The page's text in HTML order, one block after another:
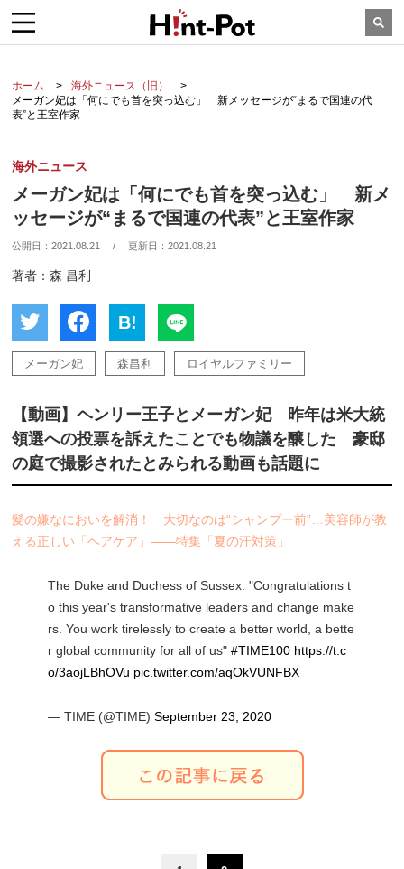
ホーム
海外ニュース（旧）
メーガン妃は「何にでも首を突っ込む」 新メッセージが“まるで国連の代
表”と王室作家
海外ニュース
メーガン妃は「何にでも首を突っ込む」 新メ
ッセージが“まるで国連の代表”と王室作家
公開日：2021.08.21 / 更新日：2021.08.21
著者：森 昌利
B!
メーガン妃 森昌利 ロイヤルファミリー
【動画】ヘンリー王子とメーガン妃 昨年は米大統
領選への投票を訴えたことでも物議を醸した 豪邸
の庭で撮影されたとみられる動画も話題に
髪の嫌なにおいを解消！ 大切なのは“シャンプー前”…美容師が教
える正しい「ヘアケア」――特集「夏の汗対策」
The Duke and Duchess of Sussex: "Congratulations t
o this year's transformative leaders and change make
rs. You work tirelessly to create a better world, a bette
r global community for all of us"#TIME100 https://t.c
o/3aojLBhOVu pic.twitter.com/aqOkVUNFBX
— TIME (@TIME)September 23, 2020